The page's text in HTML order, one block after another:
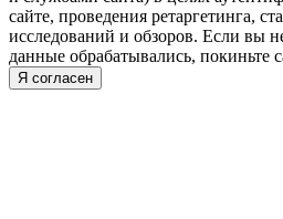
сайте, проведения ретаргетинга,
исследований и обзоров. Если вы
данные обрабатывались, покиньте
Я согласен